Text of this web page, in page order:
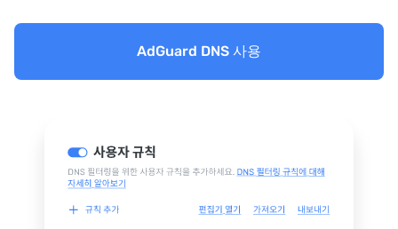
AdGuard DNS 사용